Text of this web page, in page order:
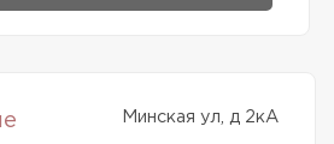
Минская ул, д 2кА